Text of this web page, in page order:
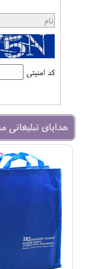
کد امنیتی
هدایای تبلیغاتی